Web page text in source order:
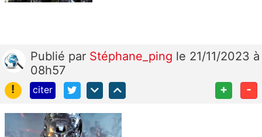
Publié par Stéphane_ping le 21/11/2023 à
08h57
!
citer + -